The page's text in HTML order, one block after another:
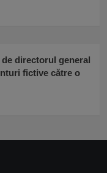
directorul general
fictive către o